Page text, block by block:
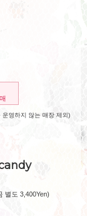
영하지 않는 매장 제외)
별도 3,400Yen)